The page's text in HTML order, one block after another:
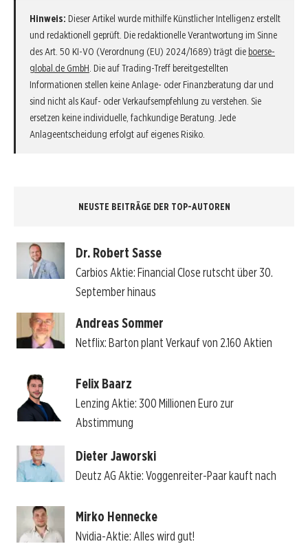
Hinweis: Dieser Artikel wurde mithilfe Künstlicher Intelligenz erstellt
und redaktionell geprüft. Die redaktionelle Verantwortung im Sinne
des Art. 50 KI-VO (Verordnung (EU) 2024/1689) trägt die boerse-
global.de GmbH . Die auf Trading-Treff bereitgestellten
Informationen stellen keine Anlage- oder Finanzberatung dar und
sind nicht als Kauf- oder Verkaufsempfehlung zu verstehen. Sie
ersetzen keine individuelle, fachkundige Beratung. Jede
Anlageentscheidung erfolgt auf eigenes Risiko.
NEUSTE BEITRÄGE DER TOP-AUTOREN
Dr. Robert Sasse
Carbios Aktie: Financial Close rutscht über 30.
September hinaus
Andreas Sommer
Netflix: Barton plant Verkauf von 2.160 Aktien
Felix Baarz
Lenzing Aktie: 300 Millionen Euro zur
Abstimmung
Dieter Jaworski
Deutz AG Aktie: Voggenreiter-Paar kauft nach
Mirko Hennecke
Nvidia-Aktie: Alles wird gut!